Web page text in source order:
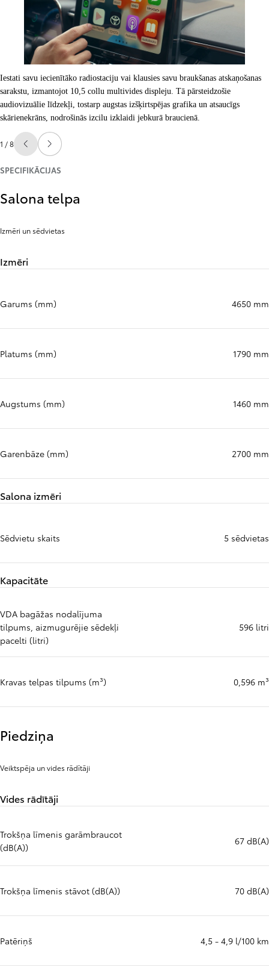
Iestati savu iecienītāko radiostaciju vai klausies savu braukšanas atskaņošanas
sarakstu, izmantojot 10,5 collu multivides displeju. Tā pārsteidzošie
audiovizuālie līdzekļi, tostarp augstas izšķirtspējas grafika un atsaucīgs
skārienekrāns, nodrošinās izcilu izklaidi jebkurā braucienā.
1 / 8 Iepriekšējais slaids
Nākamais slaids
SPECIFIKĀCIJAS
Salona telpa
Izmēri un sēdvietas
Izmēri
Garums (mm) 4650 mm
Platums (mm) 1790 mm
Augstums (mm) 1460 mm
Garenbāze (mm) 2700 mm
Salona izmēri
Sēdvietu skaits 5 sēdvietas
Kapacitāte
VDA bagāžas nodalījuma
tilpums, aizmugurējie sēdekļi
pacelti (litri)
596 litri
Kravas telpas tilpums (m³) 0,596 m³
Piedziņa
Veiktspēja un vides rādītāji
Vides rādītāji
Trokšņa līmenis garāmbraucot
(dB(A))
67 dB(A)
Trokšņa līmenis stāvot (dB(A)) 70 dB(A)
Patēriņš 4,5 - 4,9 l/100 km